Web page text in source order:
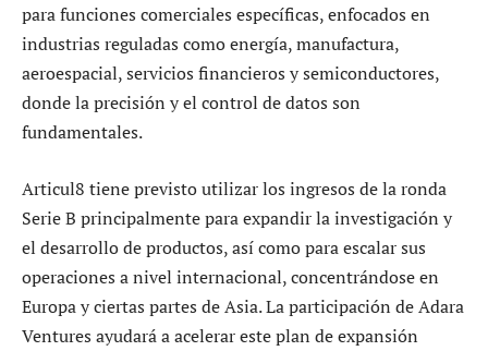
para funciones comerciales específicas, enfocados en
industrias reguladas como energía, manufactura,
aeroespacial, servicios financieros y semiconductores,
donde la precisión y el control de datos son
fundamentales.
Articul8 tiene previsto utilizar los ingresos de la ronda
Serie B principalmente para expandir la investigación y
el desarrollo de productos, así como para escalar sus
operaciones a nivel internacional, concentrándose en
Europa y ciertas partes de Asia. La participación de Adara
Ventures ayudará a acelerar este plan de expansión